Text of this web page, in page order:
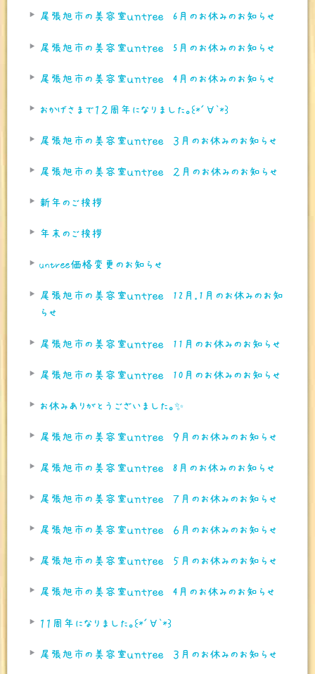
尾張旭市の美容室ｕｎｔｒｅｅ 6月のお休みのお知らせ
尾張旭市の美容室ｕｎｔｒｅｅ 5月のお休みのお知らせ
尾張旭市の美容室ｕｎｔｒｅｅ 4月のお休みのお知らせ
おかげさまで１２周年になりました。꒰*´∀`*꒱
尾張旭市の美容室ｕｎｔｒｅｅ ３月のお休みのお知らせ
尾張旭市の美容室ｕｎｔｒｅｅ ２月のお休みのお知らせ
新年のご挨拶
年末のご挨拶
untree価格変更のお知らせ
尾張旭市の美容室ｕｎｔｒｅｅ 12月.1月のお休みのお知
らせ
尾張旭市の美容室ｕｎｔｒｅｅ 11月のお休みのお知らせ
尾張旭市の美容室ｕｎｔｒｅｅ 10月のお休みのお知らせ
お休みありがとうございました。✨
尾張旭市の美容室ｕｎｔｒｅｅ ９月のお休みのお知らせ
尾張旭市の美容室ｕｎｔｒｅｅ 8月のお休みのお知らせ
尾張旭市の美容室ｕｎｔｒｅｅ ７月のお休みのお知らせ
尾張旭市の美容室ｕｎｔｒｅｅ ６月のお休みのお知らせ
尾張旭市の美容室ｕｎｔｒｅｅ ５月のお休みのお知らせ
尾張旭市の美容室ｕｎｔｒｅｅ 4月のお休みのお知らせ
１１周年になりました。꒰*´∀`*꒱
尾張旭市の美容室ｕｎｔｒｅｅ ３月のお休みのお知らせ